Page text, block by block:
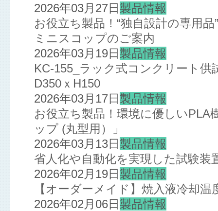
2026年03月27日 製品情報
お役立ち製品！“独自設計の専用
ミニスコップのご案内
2026年03月19日 製品情報
KC-155_ラック式コンクリート
D350ｘH150
2026年03月17日 製品情報
お役立ち製品！環境に優しい
ップ (丸型用）」
2026年03月13日 製品情報
省人化や自動化を実現した試験
2026年02月19日 製品情報
【オーダーメイド】焼入液冷却
2026年02月06日 製品情報